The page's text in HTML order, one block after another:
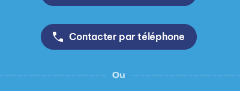
Contacter par téléphone
Ou